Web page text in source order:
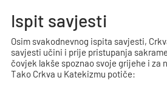
Ispit savjesti
Osim svakodnevnog ispita savjesti,
savjesti učini i prije pristupanja
čovjek lakše spoznao svoje grijehe i za
Tako Crkva u Katekizmu potiče: